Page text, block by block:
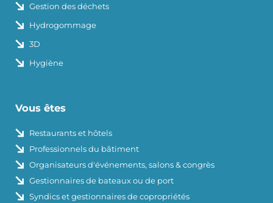
Gestion des déchets
Hydrogommage
3D
Hygiène
Vous êtes
Restaurants et hôtels
Professionnels du bâtiment
Organisateurs d'événements, salons & congrès
Gestionnaires de bateaux ou de port
Syndics et gestionnaires de copropriétés